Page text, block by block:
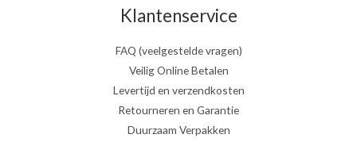
Klantenservice
FAQ (veelgestelde vragen)
Veilig Online Betalen
Levertijd en verzendkosten
Retourneren en Garantie
Duurzaam Verpakken